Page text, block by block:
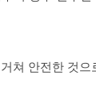
쳐 안전한 것으